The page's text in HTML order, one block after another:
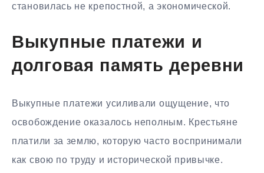
становилась не крепостной, а экономической.
Выкупные платежи и
долговая память деревни
Выкупные платежи усиливали ощущение, что
освобождение оказалось неполным. Крестьяне
платили за землю, которую часто воспринимали
как свою по труду и исторической привычке.